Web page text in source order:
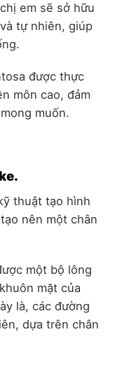
em sẽ sở hữu
tự nhiên, giúp
được thực
môn cao, đảm
muốn.
thuật tạo hình
nên một chân
một bộ lông
mặt của
là, các đường
dựa trên chân